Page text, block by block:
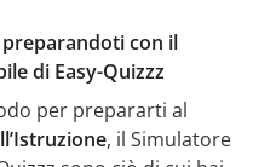
preparandoti con il
di Easy-Quizzz
per prepararti al
, il Simulatore